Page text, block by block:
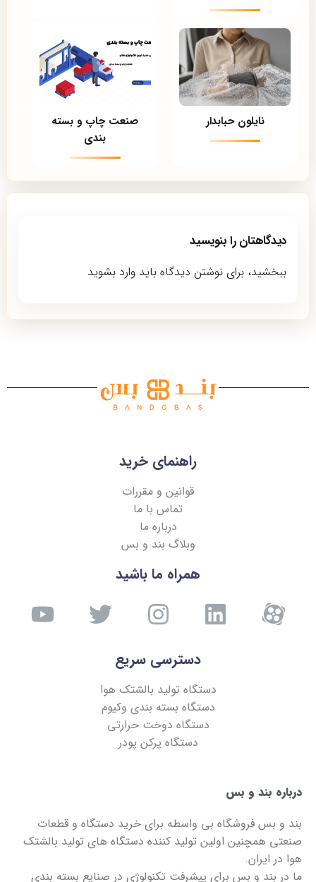
نایلون حبابدار
صنعت چاپ و بسته
بندی
دیدگاهتان را بنویسید
ببخشید، برای نوشتن دیدگاه باید وارد بشوید
راهنمای خرید
قوانین و مقررات
تماس با ما
درباره ما
وبلاگ بند و بس
همراه ما باشید
دسترسی سریع
دستگاه تولید بالشتک هوا
دستگاه بسته بندی وکیوم
دستگاه دوخت حرارتی
دستگاه پرکن پودر
درباره بند و بس
بند و بس فروشگاه بی واسطه برای خرید دستگاه و قطعات
صنعتی همچنین اولین تولید کننده دستگاه های تولید بالشتک
هوا در ایران.
ما در بند و بس برای پیشرفت تکنولوژی در صنایع بسته بندی